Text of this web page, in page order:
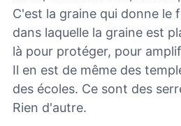
C'est la graine qui donne le
dans laquelle la graine est
là pour protéger, pour
Il en est de même des
des écoles. Ce sont des
Rien d'autre.